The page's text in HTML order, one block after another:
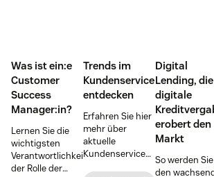
Was ist ein:e
Customer
Success
Manager:in?
Lernen Sie die
wichtigsten
Verantwortlichkeiten
der Rolle der
Trends im
Kundenservice
entdecken
Erfahren Sie hier
mehr über
aktuelle
Kundenservice
Digital
Lending, die
digitale
erobert den
Markt
So werden Sie
den